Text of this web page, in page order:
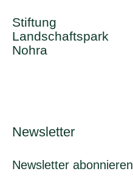
Stiftung
Landschaftspark
Nohra
Newsletter
Newsletter abonnieren